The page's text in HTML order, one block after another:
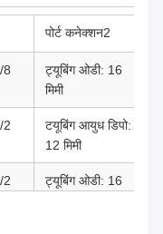
पोर्ट कनेक्शन2
8
ट्यूबिंग ओडी: 16
मिमी
2
टयूबिंग आयुध डिपो:
12 मिमी
2
ट्यूबिंग ओडी: 16